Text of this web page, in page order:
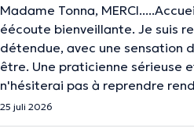
Madame Tonna,
éécoute bienveillante. Je suis
détendue, avec une sensation
être. Une praticienne sérieuse
n'hésiterai pas à reprendre
25 juli 2026